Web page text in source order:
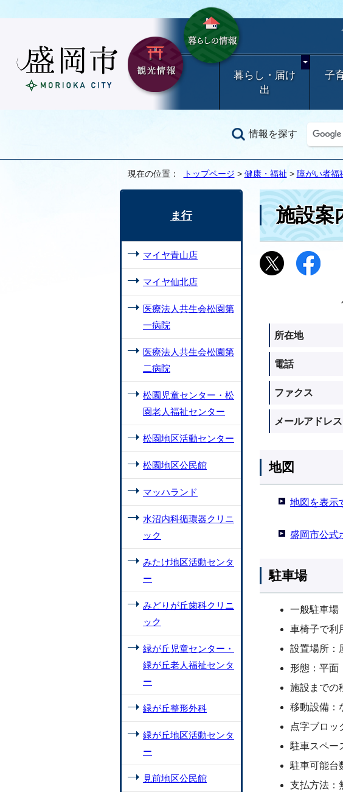
暮らし・届け
出
子
情報を探す
現在の位置： トップページ > 健康・福祉 > 障がい者福
施設
所在地
電話
ファクス
メールアドレス
地図
地図を表示
盛岡市公式
駐車場
一般駐車場
車椅子で利
設置場所：
形態：平面
施設までの
移動設備：
点字ブロッ
駐車スペー
駐車可能台
支払方法：
ま行
マイヤ青山店
マイヤ仙北店
医療法人共生会松園第
一病院
医療法人共生会松園第
二病院
松園児童センター・松
園老人福祉センター
松園地区活動センター
松園地区公民館
マッハランド
水沼内科循環器クリニ
ック
みたけ地区活動センタ
ー
みどりが丘歯科クリニ
ック
緑が丘児童センター・
緑が丘老人福祉センタ
ー
緑が丘整形外科
緑が丘地区活動センタ
ー
見前地区公民館